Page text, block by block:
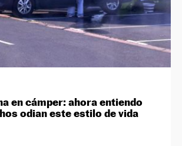
en cámper: ahora entiendo
odian este estilo de vida